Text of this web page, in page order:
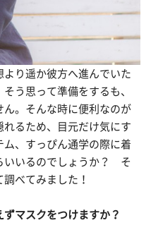
り遥か彼方へ進んでいた
う思って準備をするも、
ん。そんな時に便利なのが
るため、目元だけ気にす
、すっぴん通学の際に着
いいるのでしょうか？ そ
べてみました！
マスクをつけますか？